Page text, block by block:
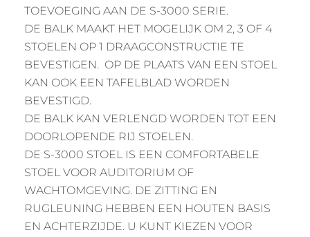
TOEVOEGING AAN DE S-3000 SERIE.
DE BALK MAAKT HET MOGELIJK OM 2, 3 OF 4
STOELEN OP 1 DRAAGCONSTRUCTIE TE
BEVESTIGEN. OP DE PLAATS VAN EEN STOEL
KAN OOK EEN TAFELBLAD WORDEN
BEVESTIGD.
DE BALK KAN VERLENGD WORDEN TOT EEN
DOORLOPENDE RIJ STOELEN.
DE S-3000 STOEL IS EEN COMFORTABELE
STOEL VOOR AUDITORIUM OF
WACHTOMGEVING. DE ZITTING EN
RUGLEUNING HEBBEN EEN HOUTEN BASIS
EN ACHTERZIJDE. U KUNT KIEZEN VOOR